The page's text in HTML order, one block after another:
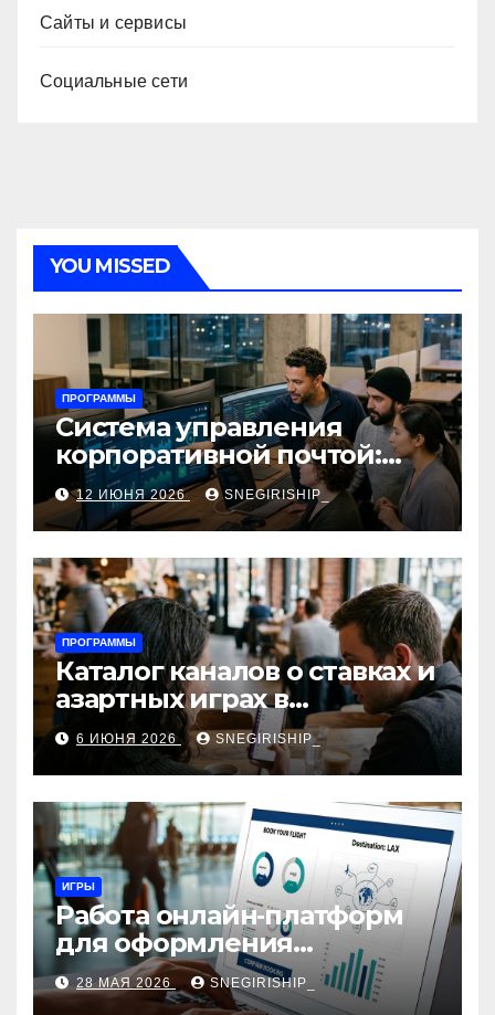
Сайты и сервисы
Социальные сети
YOU MISSED
ПРОГРАММЫ
Система управления
корпоративной почтой:
функции, безопасность и
интеграция
12 ИЮНЯ 2026 SNEGIRISHIP_
ПРОГРАММЫ
Каталог каналов о ставках и
азартных играх в
мессенджерах
6 ИЮНЯ 2026 SNEGIRISHIP_
ИГРЫ
Работа онлайн‑платформ
для оформления
авиабилетов: алгоритмы,
сборы и безопасность
28 МАЯ 2026 SNEGIRISHIP_